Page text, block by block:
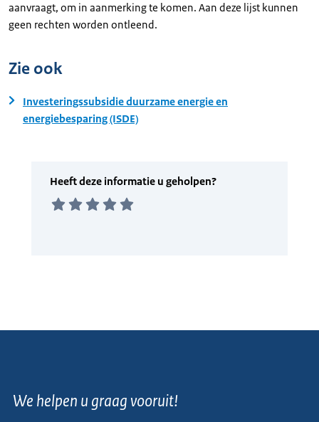
aanvraagt, om in aanmerking te komen. Aan deze lijst kunnen
geen rechten worden ontleend.
Zie ook
Investeringssubsidie duurzame energie en
energiebesparing (ISDE)
We helpen u graag vooruit!